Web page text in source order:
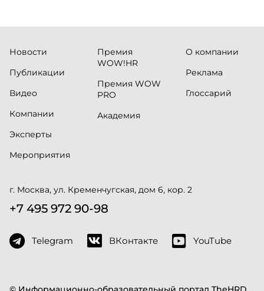
Новости
Публикации
Видео
Компании
Эксперты
Мероприятия
Премия
WOW!HR
Премия WOW
PRO
Академия
О компании
Реклама
Глоссарий
г. Москва, ул. Кременчугская, дом 6, кор. 2
+7 495 972 90-98
Telegram ВКонтакте YouTube